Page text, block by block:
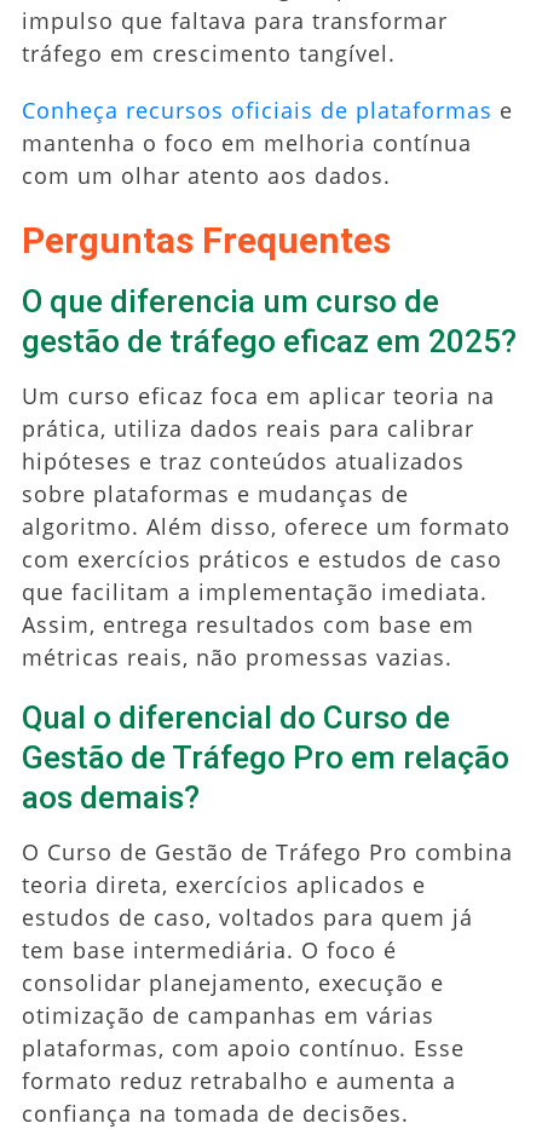
impulso que faltava para transformar
tráfego em crescimento tangível.
Conheça recursos oficiais de plataformas e
mantenha o foco em melhoria contínua
com um olhar atento aos dados.
Perguntas Frequentes
O que diferencia um curso de
gestão de tráfego eficaz em 2025?
Um curso eficaz foca em aplicar teoria na
prática, utiliza dados reais para calibrar
hipóteses e traz conteúdos atualizados
sobre plataformas e mudanças de
algoritmo. Além disso, oferece um formato
com exercícios práticos e estudos de caso
que facilitam a implementação imediata.
Assim, entrega resultados com base em
métricas reais, não promessas vazias.
Qual o diferencial do Curso de
Gestão de Tráfego Pro em relação
aos demais?
O Curso de Gestão de Tráfego Pro combina
teoria direta, exercícios aplicados e
estudos de caso, voltados para quem já
tem base intermediária. O foco é
consolidar planejamento, execução e
otimização de campanhas em várias
plataformas, com apoio contínuo. Esse
formato reduz retrabalho e aumenta a
confiança na tomada de decisões.